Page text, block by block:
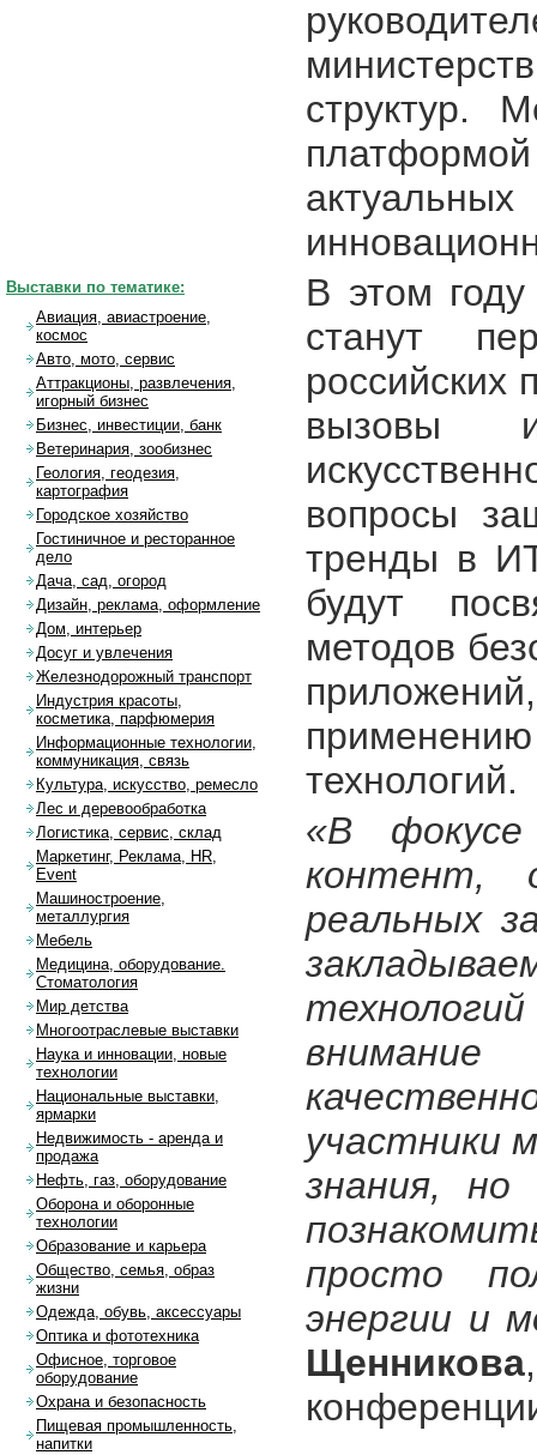
структур.
В этом
станут
вызовы и
вопросы
тренды в
будут
методов
технологий.
«В
контент,
реальных
участники
знания,
просто
энергии и
Щенникова
Выставки по тематике:
Авиация, авиастроение,
космос
Авто, мото, сервис
Аттракционы, развлечения,
игорный бизнес
Бизнес, инвестиции, банк
Ветеринария, зообизнес
Геология, геодезия,
картография
Городское хозяйство
Гостиничное и ресторанное
дело
Дача, сад, огород
Дизайн, реклама, оформление
Дом, интерьер
Досуг и увлечения
Железнодорожный транспорт
Индустрия красоты,
косметика, парфюмерия
Информационные технологии,
коммуникация, связь
Культура, искусство, ремесло
Лес и деревообработка
Логистика, сервис, склад
Маркетинг, Реклама, HR,
Event
Машиностроение,
металлургия
Мебель
Медицина, оборудование.
Стоматология
Мир детства
Многоотраслевые выставки
Наука и инновации, новые
технологии
Национальные выставки,
ярмарки
Недвижимость - аренда и
продажа
Нефть, газ, оборудование
Оборона и оборонные
технологии
Образование и карьера
Общество, семья, образ
жизни
Одежда, обувь, аксессуары
Оптика и фототехника
Офисное, торговое
оборудование
Охрана и безопасность
Пищевая промышленность,
напитки